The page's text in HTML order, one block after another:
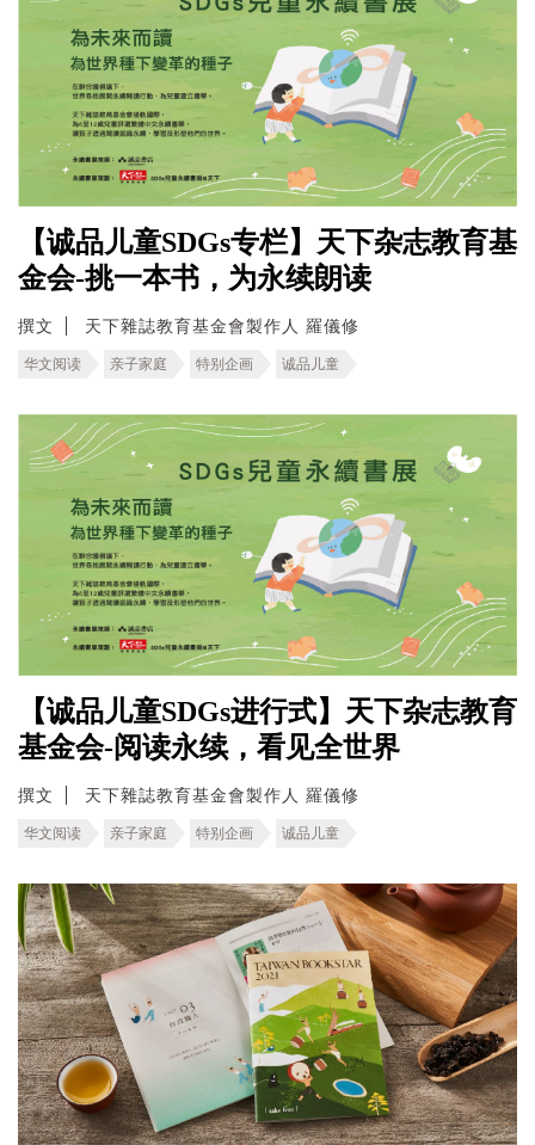
【诚品儿童SDGs专栏】天下杂志教育基
金会-挑一本书，为永续朗读
撰文 天下雜誌教育基金會製作人 羅儀修
华文阅读 亲子家庭 特别企画 诚品儿童
【诚品儿童SDGs进行式】天下杂志教育
基金会-阅读永续，看见全世界
撰文 天下雜誌教育基金會製作人 羅儀修
华文阅读 亲子家庭 特别企画 诚品儿童